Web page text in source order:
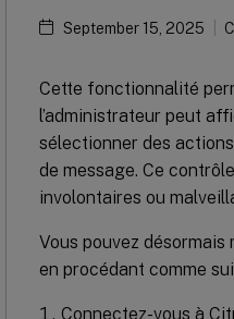
September 15, 2025
Cette fonctionnalité
l’administrateur peut
sélectionner des
de message. Ce
involontaires ou
Vous pouvez
en procédant comme
Connectez-vous à